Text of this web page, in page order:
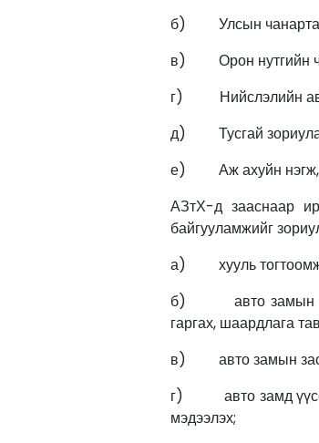
б) Улсын
в) Орон нутгийн
г) Нийслэлийн
д) Тусгай
е) Аж ахуйн нэгж,
АЗтХ-д зааснаар
байгууламжийг
а) хууль
б) авто замын
гаргах, шаардлага
в) авто замын
г) авто замд үүссэн
мэдээлэх;